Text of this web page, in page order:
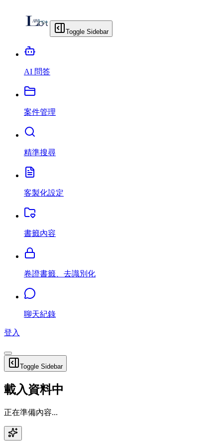
Toggle Sidebar
AI 問答
案件管理
精準搜尋
客製化設定
書籤內容
卷證書籤、去識別化
聊天紀錄
登入
Toggle Sidebar
載入資料中
正在準備內容...